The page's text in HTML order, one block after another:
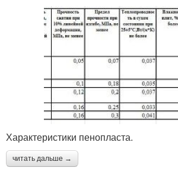
Характеристики пенопласта.
читать дальше →